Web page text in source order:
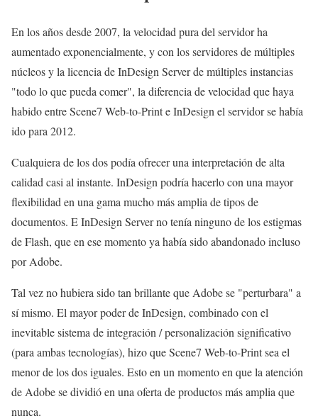
En los años desde 2007, la velocidad pura del servidor ha
aumentado exponencialmente, y con los servidores de múltiples
núcleos y la licencia de InDesign Server de múltiples instancias
"todo lo que pueda comer", la diferencia de velocidad que haya
habido entre Scene7 Web-to-Print e InDesign el servidor se había
ido para 2012.
Cualquiera de los dos podía ofrecer una interpretación de alta
calidad casi al instante. InDesign podría hacerlo con una mayor
flexibilidad en una gama mucho más amplia de tipos de
documentos. E InDesign Server no tenía ninguno de los estigmas
de Flash, que en ese momento ya había sido abandonado incluso
por Adobe.
Tal vez no hubiera sido tan brillante que Adobe se "perturbara" a
sí mismo. El mayor poder de InDesign, combinado con el
inevitable sistema de integración / personalización significativo
(para ambas tecnologías), hizo que Scene7 Web-to-Print sea el
menor de los dos iguales. Esto en un momento en que la atención
de Adobe se dividió en una oferta de productos más amplia que
nunca.